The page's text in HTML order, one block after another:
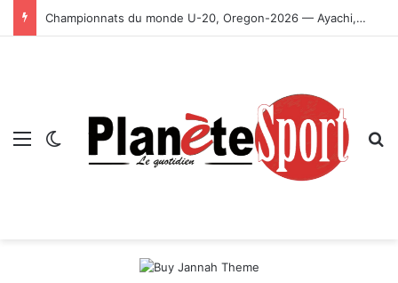
Championnats du monde U-20, Oregon-2026 — Ayachi, Dissa, Touahria et Ghezali en finale
Menu Switch skin